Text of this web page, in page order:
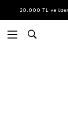
20.000 TL ve